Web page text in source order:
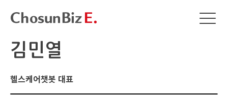
김민열
헬스케어챗봇 대표